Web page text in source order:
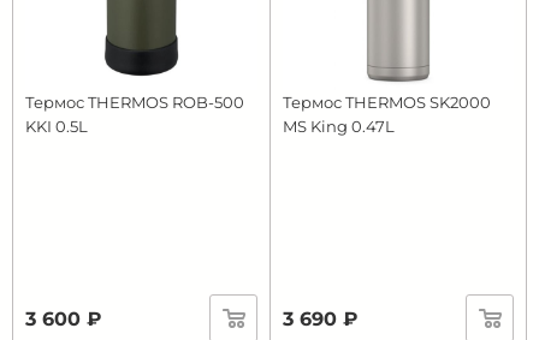
Термос THERMOS ROB-500
KKI 0.5L
3 600 ₽
Термос THERMOS SK2000
MS King 0.47L
3 690 ₽